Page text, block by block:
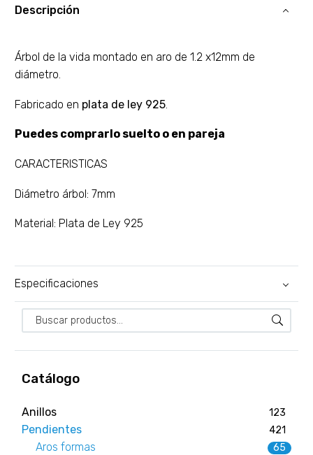
Catálogo
Anillos 123
Pendientes 421
Aros formas 65
Descripción
Árbol de la vida montado en aro de 1.2 x12mm de
diámetro.
Fabricado en plata de ley 925
Puedes comprarlo suelto o en pareja
CARACTERISTICAS
Diámetro árbol: 7mm
Material: Plata de Ley 925
Especificaciones